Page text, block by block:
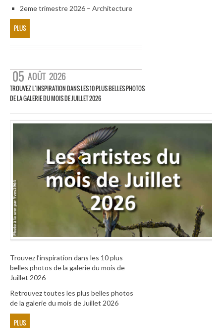
2eme trimestre 2026 – Architecture
PLUS
05 AOÛT 2026
TROUVEZ L’INSPIRATION DANS LES 10 PLUS BELLES PHOTOS
DE LA GALERIE DU MOIS DE JUILLET 2026
Trouvez l’inspiration dans les 10 plus
belles photos de la galerie du mois de
Juillet 2026
Retrouvez toutes les plus belles photos
de la galerie du mois de Juillet 2026
PLUS